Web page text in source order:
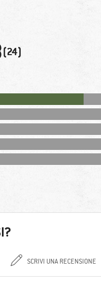
(24)
SCRIVI UNA RECENSIONE